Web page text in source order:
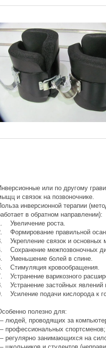
или по другому
и связок на позвоночнике.
инверсионной терапии
в обратном направлении):
Увеличение роста.
Формирование правильной
Укрепление связок и основных
Сохранение межпозвоночных
Уменьшение болей в спине.
Стимуляция кровообращения.
Устранение варикозного
Устранение застойных явлений
Усиление подачи кислорода к
полезно для:
людей, проводящих за
профессиональных спортсменов;
регулярно занимающихся на